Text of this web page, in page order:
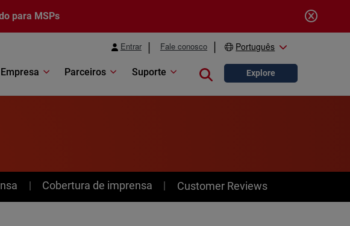
para MSPs
Entrar Fale conosco Português
Empresa Parceiros Suporte Close search
Explore
Cobertura de imprensa Customer Reviews